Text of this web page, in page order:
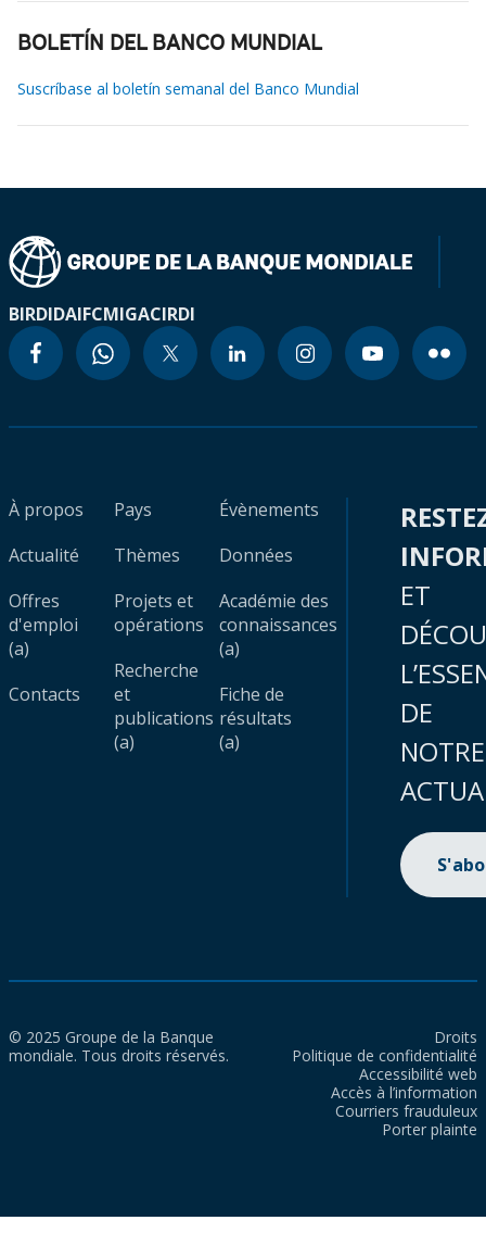
BOLETÍN DEL BANCO MUNDIAL
Suscríbase al boletín semanal del Banco Mundial
BIRDIDAIFCMIGACIRDI
À propos
Actualité
Offres
d'emploi
(a)
Contacts
Pays
Thèmes
Projets et
opérations
Recherche
et
publications
(a)
Évènements
Données
Académie des
connaissances
(a)
Fiche de
résultats
(a)
ET
DE
NOTRE
© 2025 Groupe de la Banque
mondiale. Tous droits réservés.
Droits
Politique de confidentialité
Accessibilité web
Accès à l’information
Courriers frauduleux
Porter plainte